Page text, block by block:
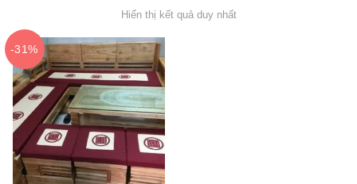
Hiển thị kết quả duy nhất
-31%